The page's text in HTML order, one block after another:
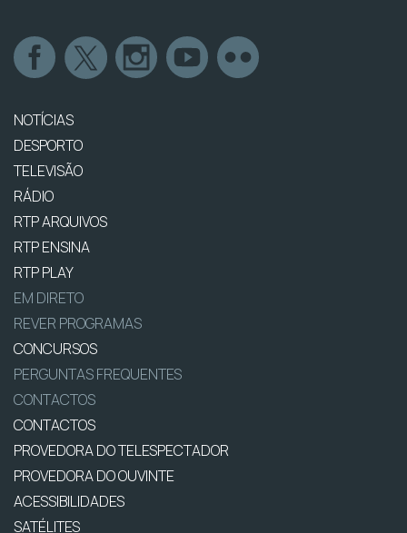
NOTÍCIAS
DESPORTO
TELEVISÃO
RÁDIO
RTP ARQUIVOS
RTP ENSINA
RTP PLAY
EM DIRETO
REVER PROGRAMAS
CONCURSOS
PERGUNTAS FREQUENTES
CONTACTOS
CONTACTOS
PROVEDORA DO TELESPECTADOR
PROVEDORA DO OUVINTE
ACESSIBILIDADES
SATÉLITES